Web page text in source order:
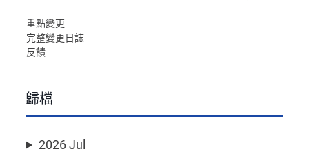
重點變更
完整變更日誌
反饋
歸檔
2026 Jul